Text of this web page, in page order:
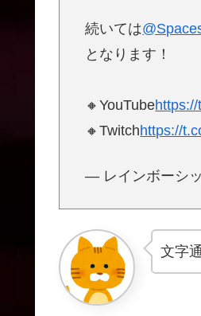
続いては
となります！
🔸YouTube
🔸Twitchhttps://
— レインボーシ
文字